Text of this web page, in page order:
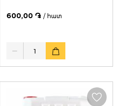
600,00 ֏ / հատ